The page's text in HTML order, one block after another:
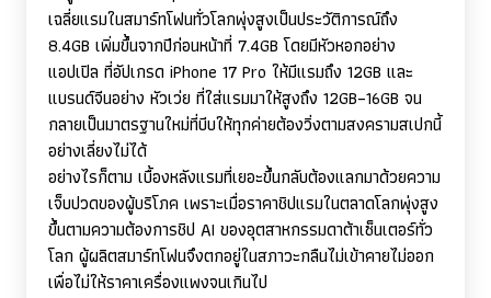
เฉลี่ยแรมในสมาร์ทโฟนทั่วโลกพุ่งสูงเป็นประวัติการณ์ถึง
8.4GB เพิ่มขึ้นจากปีก่อนหน้าที่ 7.4GBโดยมีหัวหอกอย่าง
แอปเปิล ที่อัปเกรด iPhone 17 Pro ให้มีแรมถึง 12GB และ
แบรนด์จีนอย่าง หัวเว่ย ที่ใส่แรมมาให้สูงถึง 12GB–16GB จน
กลายเป็นมาตรฐานใหม่ที่บีบให้ทุกค่ายต้องวิ่งตามสงครามสเปกนี้
อย่างเลี่ยงไม่ได้
อย่างไรก็ตาม เบื้องหลังแรมที่เยอะขึ้นกลับต้องแลกมาด้วยความ
เจ็บปวดของผู้บริโภค เพราะเมื่อราคาชิปแรมในตลาดโลกพุ่งสูง
ขึ้นตามความต้องการชิป AI ของอุตสาหกรรมดาต้าเซ็นเตอร์ทั่ว
โลก ผู้ผลิตสมาร์ทโฟนจึงตกอยู่ในสภาวะกลืนไม่เข้าคายไม่ออก
เพื่อไม่ให้ราคาเครื่องแพงจนเกินไป